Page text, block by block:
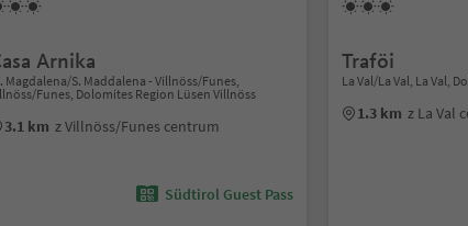
Arnika
Magdalena/S. Maddalena - Villnöss/Funes,
Funes, Dolomites Region Lüsen Villnöss
3.1 km z Villnöss/Funes centrum
Südtirol Guest Pass
Traföi
La Val/La Val, La Val,
1.3 km z La Val